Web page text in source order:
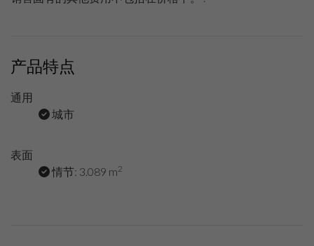
产品特点
通用
城市
表面
情节: 3.089 m2